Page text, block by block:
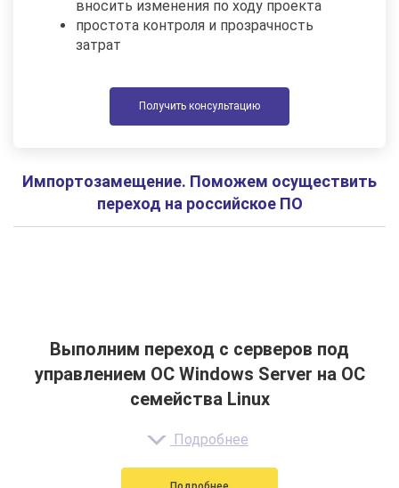
вносить изменения по ходу проекта
простота контроля и прозрачность
затрат
Получить консультацию
Импортозамещение. Поможем осуществить
переход на российское ПО
Выполним переход с серверов под
управлением ОС Windows Server на ОС
семейства Linux
Подробнее